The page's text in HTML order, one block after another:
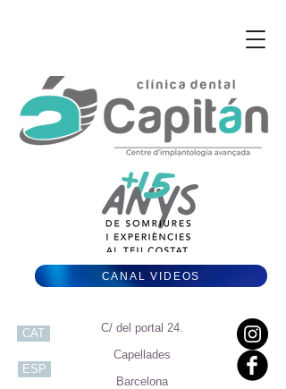
C/ del portal 24.
Capellades
Barcelona
CAT
ESP
CANAL VIDEOS